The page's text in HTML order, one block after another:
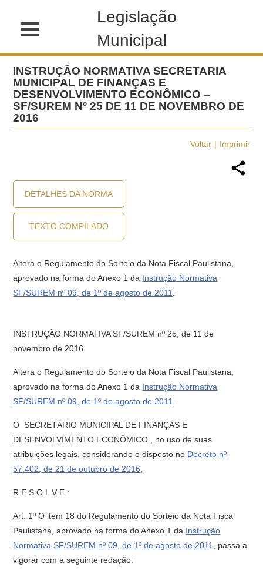
Legislação
Municipal
INSTRUÇÃO NORMATIVA SECRETARIA
MUNICIPAL DE FINANÇAS E
DESENVOLVIMENTO ECONÔMICO –
SF/SUREM Nº 25 DE 11 DE NOVEMBRO DE
2016
Voltar Imprimir
DETALHES DA NORMA
TEXTO COMPILADO
Altera o Regulamento do Sorteio da Nota Fiscal Paulistana,
aprovado na forma do Anexo 1 da Instrução Normativa
SF/SUREM nº 09, de 1º de agosto de 2011
INSTRUÇÃO NORMATIVA SF/SUREM nº 25, de 11 de
novembro de 2016
Altera o Regulamento do Sorteio da Nota Fiscal Paulistana,
aprovado na forma do Anexo 1 da Instrução Normativa
SF/SUREM nº 09, de 1º de agosto de 2011
O SECRETÁRIO MUNICIPAL DE FINANÇAS E
DESENVOLVIMENTO ECONÔMICO , no uso de suas
atribuições legais, considerando o disposto no Decreto nº
57.402, de 21 de outubro de 2016
R E S O L V E :
Art. 1º O item 18 do Regulamento do Sorteio da Nota Fiscal
Paulistana, aprovado na forma do Anexo 1 da Instrução
Normativa SF/SUREM nº 09, de 1º de agosto de 2011
, passa a
vigorar com a seguinte redação: